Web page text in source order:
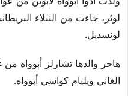
لوثر، جاءت من النبلاء
لونسديل.
هاجر والدها تشارلز أبوواه
الغاني ويليام كواسي أبوواه.